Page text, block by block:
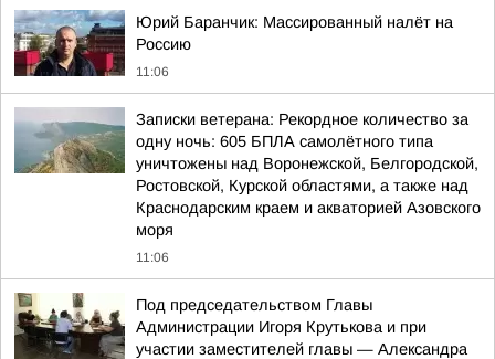
Юрий Баранчик: Массированный налёт на
Россию
11:06
Записки ветерана: Рекордное количество за
одну ночь: 605 БПЛА самолётного типа
уничтожены над Воронежской, Белгородской,
Ростовской, Курской областями, а также над
Краснодарским краем и акваторией Азовского
моря
11:06
Под председательством Главы
Администрации Игоря Крутькова и при
участии заместителей главы — Александра